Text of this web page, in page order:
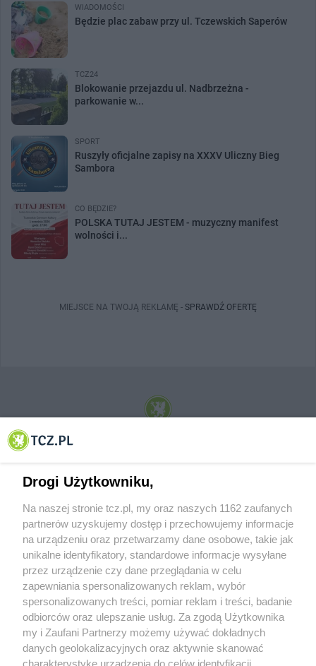
WIADOMOŚCI
Będzie plac zabaw przy ul. Tczewskich Saperów
TCZ24
Blokowanie przejazdu ul. Nadbrzeżna -
parkowanie w...
SPORT
Ruszyły oficjalne zapisy na XXXV Uliczny Bieg
Sambora
CO BĘDZIE?
POLSKA TUTAJ JESTEM - muzyczny manifest
wolności i...
MIEJSCE NA TWOJĄ REKLAMĘ - SPRAWDŹ OFERTĘ
© 2001-2026 Tczew - TCZ.PL Sp. z o.o. Internetowy Serwis Informacyjny Miasta
O FIRMIE POLITYKA PRYWATNOŚCI HOSTING
REKLAMA WSPÓŁPRACA RSS FACEBOOK KONTAKT
Nasze serwisy
Drogi Użytkowniku,
Na naszej stronie tcz.pl, my oraz naszych 1162 zaufanych
partnerów uzyskujemy dostęp i przechowujemy informacje
na urządzeniu oraz przetwarzamy dane osobowe, takie jak
unikalne identyfikatory, standardowe informacje wysyłane
przez urządzenie czy dane przeglądania w celu
zapewniania spersonalizowanych reklam, wybór
spersonalizowanych treści, pomiar reklam i treści, badanie
odbiorców oraz ulepszanie usług. Za zgodą Użytkownika
my i Zaufani Partnerzy możemy używać dokładnych
danych geolokalizacyjnych oraz aktywnie skanować
charakterystykę urządzenia do celów identyfikacji.